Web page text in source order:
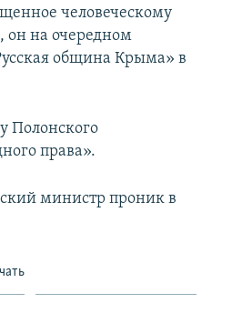
человеческому
он на очередном
община Крыма» в
Полонского
права».
министр проник в